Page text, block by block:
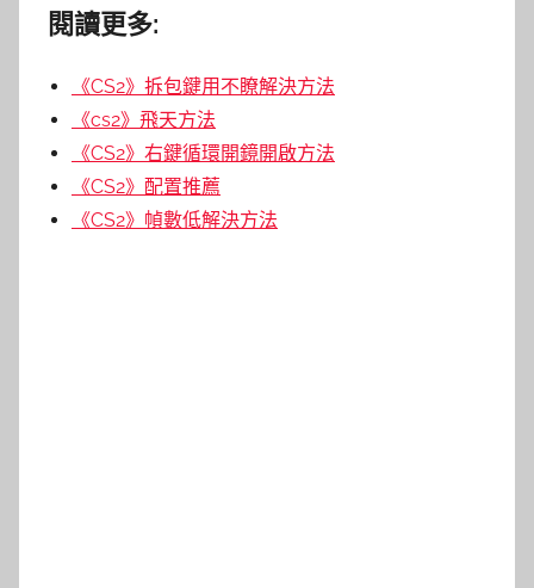
閱讀更多:
《CS2》拆包鍵用不瞭解決方法
《cs2》飛天方法
《CS2》右鍵循環開鏡開啟方法
《CS2》配置推薦
《CS2》幀數低解決方法